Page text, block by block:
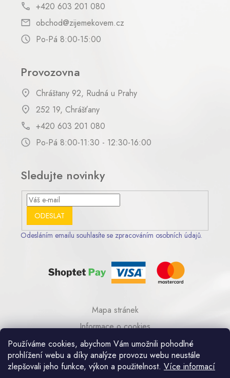
Používáme cookies, abychom Vám umožnili pohodlné
prohlížení webu a díky analýze provozu webu neustále
zlepšovali jeho funkce, výkon a použitelnost. Více informací
+420 603 201 080
obchod@zijemekovem.cz
Po-Pá 8:00-15:00
Provozovna
Chráštany 92, Rudná u Prahy
252 19, Chrášťany
+420 603 201 080
Po-Pá 8:00-11:30 - 12:30-16:00
Sledujte novinky
ODESLAT
Odesláním emailu souhlasíte se zpracováním osobních údajů.
Mapa stránek
Informace o cookies
© 2023 AA COM s.r.o.